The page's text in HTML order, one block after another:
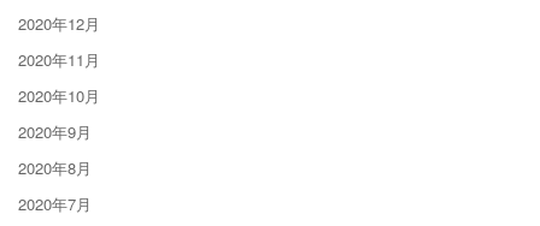
2020年12月
2020年11月
2020年10月
2020年9月
2020年8月
2020年7月